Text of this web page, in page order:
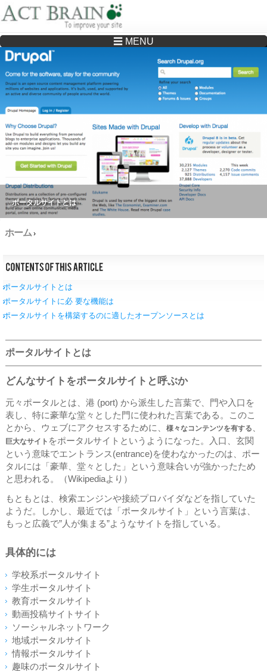
Drupalサイトの制作・保守をどこに頼んでいいか分からない方へ…まずはご相談く
ださい
☰ MENU
ポータルサイトとは
ホーム ›
ポータルサイトとは
ポータルサイトに必 要な機能は
ポータルサイトを構築するのに適したオープンソースとは
ポータルサイトとは
どんなサイトをポータルサイトと呼ぶか
元々ポータルとは、港 (port) から派生した言葉で、門や入口を
表し、特に豪華な堂々とした門に使われた言葉である。このこ
とから、ウェブにアクセスするために、 様々なコンテンツを有する 、
巨大なサイト をポータルサイトというようになった。入口、玄関
という意味でエントランス(entrance)を使わなかったのは、ポー
タルには「豪華、堂々とした」という意味合いが強かったため
と思われる。（Wikipediaより）
もともとは、検索エンジンや接続プロバイダなどを指していた
ようだ。しかし、最近では「ポータルサイト」という言葉は、
もっと広義で”人が集まる”ようなサイトを指している。
具体的には
学校系ポータルサイト
学生ポータルサイト
教育ポータルサイト
動画投稿サイトサイト
ソーシャルネットワーク
地域ポータルサイト
情報ポータルサイト
趣味のポータルサイト